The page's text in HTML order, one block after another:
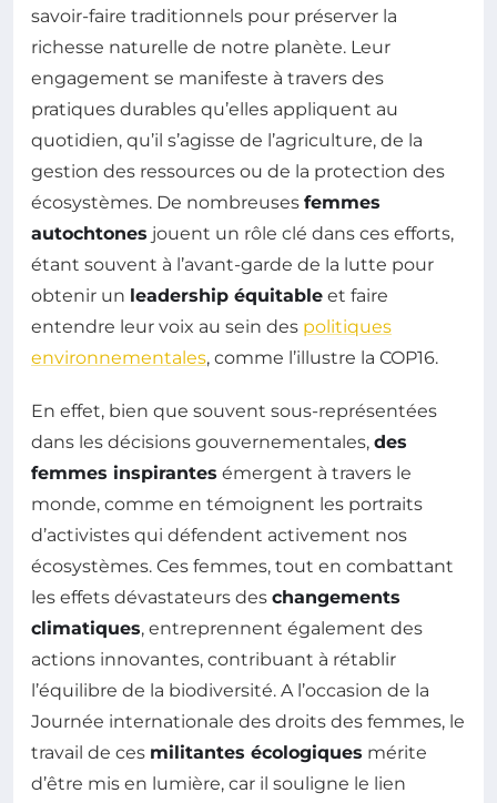
savoir-faire traditionnels pour préserver la
richesse naturelle de notre planète. Leur
engagement se manifeste à travers des
pratiques durables qu’elles appliquent au
quotidien, qu’il s’agisse de l’agriculture, de la
gestion des ressources ou de la protection des
écosystèmes. De nombreuses femmes
autochtones jouent un rôle clé dans ces efforts,
étant souvent à l’avant-garde de la lutte pour
obtenir un leadership équitable et faire
entendre leur voix au sein des politiques
environnementales, comme l’illustre la COP16.
En effet, bien que souvent sous-représentées
dans les décisions gouvernementales, des
femmes inspirantes émergent à travers le
monde, comme en témoignent les portraits
d’activistes qui défendent activement nos
écosystèmes. Ces femmes, tout en combattant
les effets dévastateurs des changements
climatiques, entreprennent également des
actions innovantes, contribuant à rétablir
l’équilibre de la biodiversité. A l’occasion de la
Journée internationale des droits des femmes, le
travail de ces militantes écologiques mérite
d’être mis en lumière, car il souligne le lien